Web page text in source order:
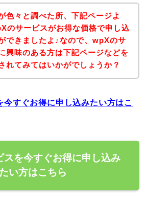
色々と調べた所、下記ページよ
のサービスがお得な価格で申し込
できましたよ♪なので、wpXのサ
興味のある方は下記ページなどを
れてみてはいかがでしょうか？
すぐお得に申し込みたい方はこ
を今すぐお得に申し込み
たい方はこちら